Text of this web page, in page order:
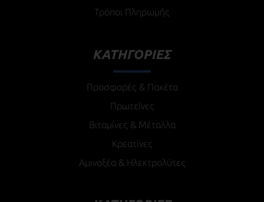
Τρόποι Πληρωμής
ΚΑΤΗΓΟΡΙΕΣ
Προσφορές & Πακέτα
Πρωτεΐνες
Βιταμίνες & Μέταλλα
Κρεατίνες
Αμινοξέα & Ηλεκτρολύτες